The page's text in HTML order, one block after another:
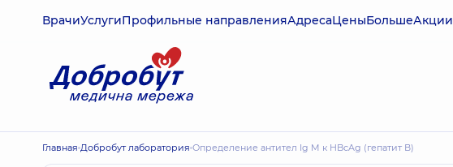
ВрачиУслугиПрофильные направленияАдресаЦеныБольшеАкции
Главная Добробут лаборатория Определение антител Ig M к HBcAg (гепатит В)